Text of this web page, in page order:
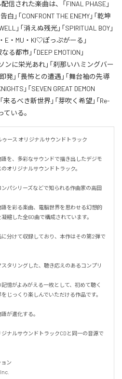
された楽曲は、「FINAL PHASE」
白」「CONFRONT THE ENEMY」「乾坤
」「消えぬ残光」「SPIRITUAL BOY」
・E・MU・KI♡ぽっぷがーる」
る都市」「DEEP EMOTION」
ソンに栄光あれ」「刹那いハミングバー
即発」「畏怖との遭遇」「舞台袖の先導
」「SEVEN GREAT DEMON
来るべき新世界」「芽吹く希望」「Re-
ている。
ース オリジナルサウンドトラック
を、多彩なサウンドで描き出したデジモ
オリジナルサウンドトラック。
パシリーズなどで知られる作曲家の高田
を彩る楽曲、電脳世界を思わせる幻想的
縮した全60曲で構成されています。
分けて収録しており、本作はその第2弾で
タリングした、聴き応えのあるコンプリ
憶がよみがえる一枚として、初めて聴く
じっくり楽しんでいただける作品です。
が進化する。
ナルサウンドトラックCDと同一の音源で
ン